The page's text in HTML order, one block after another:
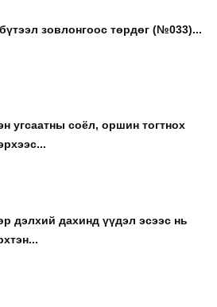
зовлонгоос төрдөг (№033)...
угсаатны соёл, оршин тогтнох
дэлхий дахинд үүдэл эсээс нь